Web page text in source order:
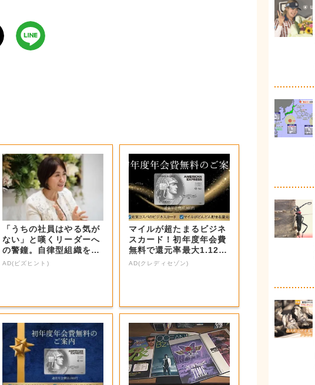
「うちの社員はやる気が
ない」と嘆くリーダーへ
の警鐘。自律型組織をつ
くる前に外せな...
AD(ビズヒント)
マイルが超たまるビジネ
スカード！初年度年会費
無料で還元率最大1.12
5%
AD(クレディセゾン)